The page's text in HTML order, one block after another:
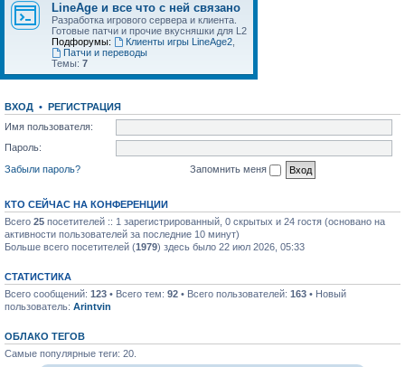
LineAge и все что с ней связано
Разработка игрового сервера и клиента.
Готовые патчи и прочие вкусняшки для L2
Подфорумы:
Клиенты игры LineAge2,
Патчи и переводы
Темы: 7
ВХОД • РЕГИСТРАЦИЯ
Имя пользователя:
Пароль:
Забыли пароль?
Запомнить меня
КТО СЕЙЧАС НА КОНФЕРЕНЦИИ
Всего 25 посетителей :: 1 зарегистрированный, 0 скрытых и 24 гостя (основано на
активности пользователей за последние 10 минут)
Больше всего посетителей (1979) здесь было 22 июл 2026, 05:33
СТАТИСТИКА
Всего сообщений: 123 • Всего тем: 92 • Всего пользователей: 163 • Новый
пользователь: Arintvin
ОБЛАКО ТЕГОВ
Самые популярные теги: 20.